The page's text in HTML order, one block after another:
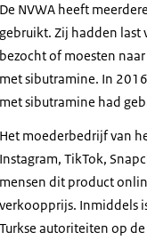
De NVWA heeft
gebruikt. Zij hadden
bezocht of moesten
met sibutramine. In
met sibutramine had
Het moederbedrijf van
Instagram, TikTok,
mensen dit product
verkoopprijs. Inmiddels
Turkse autoriteiten op